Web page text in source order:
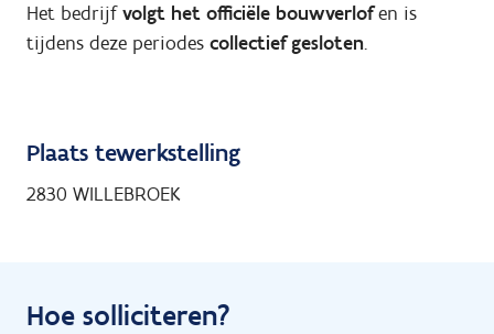
Het bedrijfvolgt het officiële bouwverlofen is
tijdens deze periodes collectief gesloten.
Plaats tewerkstelling
2830 WILLEBROEK
Hoe solliciteren?